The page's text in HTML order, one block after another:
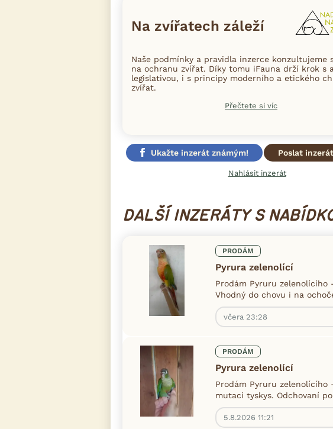
Na zvířatech záleží
Naše podmínky a pravidla inzerce konzultujeme
na ochranu zvířat. Díky tomu iFauna drží krok s
legislativou, i s principy moderního a etického
zvířat.
Přečtete si víc
Ukažte inzerát známým! Poslat
Nahlásit inzerát
DALŠÍ INZERÁTY S
PRODÁM
Pyrura zelenolící
Prodám Pyruru zelenolícího
Vhodný do chovu i na
včera 23:28
PRODÁM
Pyrura zelenolící
Prodám Pyruru
mutaci tyskys. Odchovaní
5.8.2026 11:21